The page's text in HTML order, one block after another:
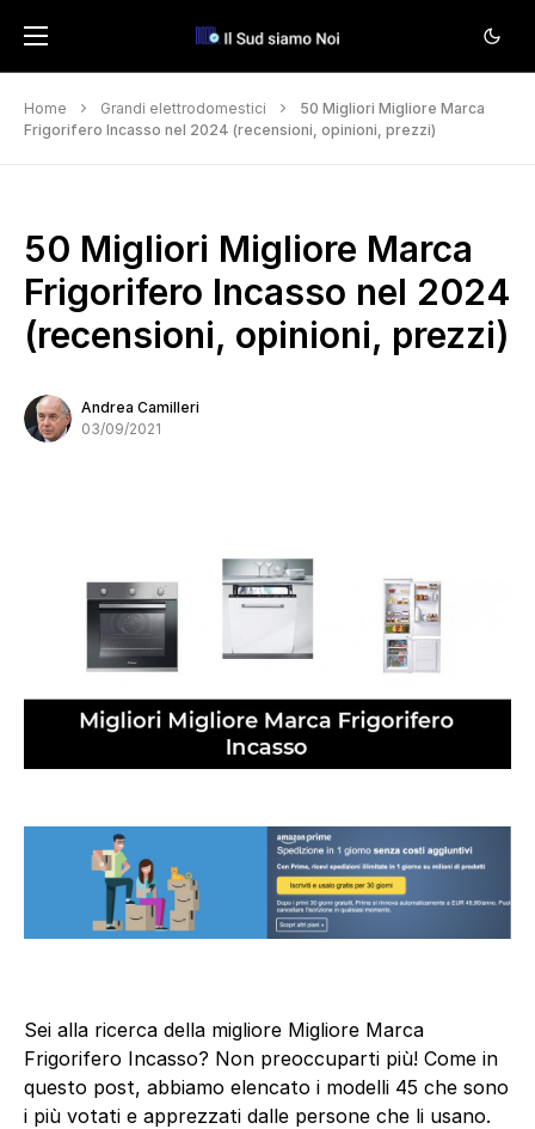
Home Grandi elettrodomestici
50 Migliori Migliore Marca
Frigorifero Incasso nel 2024 (recensioni, opinioni, prezzi)
50 Migliori Migliore Marca
Frigorifero Incasso nel 2024
(recensioni, opinioni, prezzi)
Andrea Camilleri
03/09/2021
Sei alla ricerca della migliore Migliore Marca
Frigorifero Incasso? Non preoccuparti più! Come in
questo post, abbiamo elencato i modelli 45 che sono
i più votati e apprezzati dalle persone che li usano.